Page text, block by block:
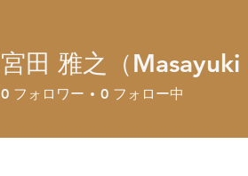
宮田 雅之（Masayuki
0 フォロワー 0 フォロー中